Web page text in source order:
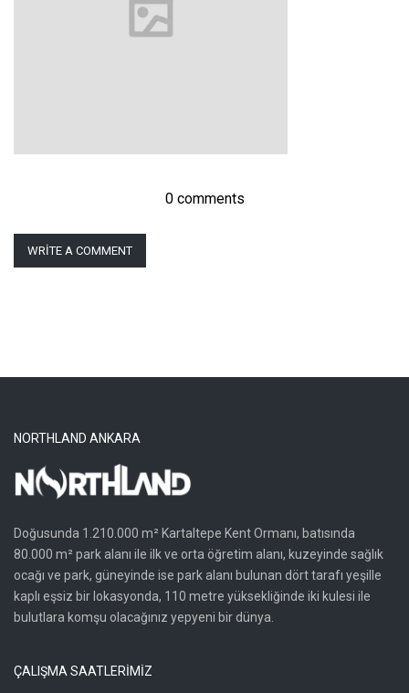
0 comments
WRITE A COMMENT
NORTHLAND ANKARA
Doğusunda 1.210.000 m² Kartaltepe Kent Ormanı, batısında
80.000 m² park alanı ile ilk ve orta öğretim alanı, kuzeyinde sağlık
ocağı ve park, güneyinde ise park alanı bulunan dört tarafı yeşille
kaplı eşsiz bir lokasyonda, 110 metre yüksekliğinde iki kulesi ile
bulutlara komşu olacağınız yepyeni bir dünya.
ÇALIŞMA SAATLERİMİZ